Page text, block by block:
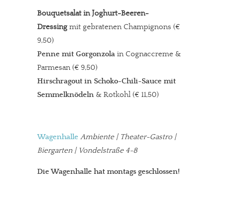
Bouquetsalat in Joghurt-Beeren-
Dressing mit gebratenen Champignons (€
9,50)
Penne mit Gorgonzola in Cognaccreme &
Parmesan (€ 9,50)
Hirschragout in Schoko-Chili-Sauce mit
Semmelknödeln & Rotkohl (€ 11,50)
Wagenhalle Ambiente | Theater-Gastro |
Biergarten | Vondelstraße 4-8
Die Wagenhalle hat montags geschlossen!